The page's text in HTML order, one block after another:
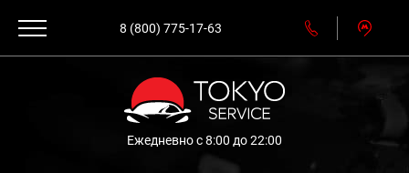
8 (800) 775-17-63
Ежедневно с 8:00 до 22:00